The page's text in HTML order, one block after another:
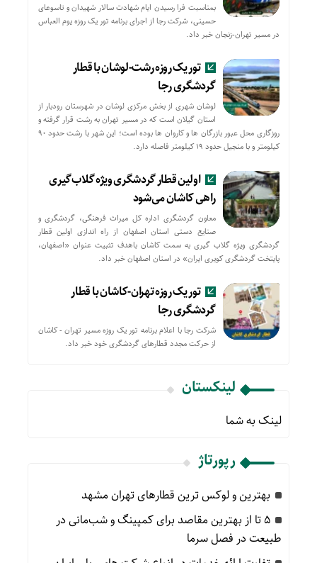
بمناسبت فرا رسیدن ایام شهادت سالار شهیدان و تاسوعای
حسینی، شرکت رجا از اجرای برنامه تور یک روزه یوم العباس
در مسیر تهران-زنجان خبر داد.
تور یک روزه رشت-لوشان با قطار
گردشگری رجا
لوشان شهری از بخش مرکزی لوشان در شهرستان رودبار از
استان گیلان است که در مسیر تهران به رشت قرار گرفته و
روزگاری محل عبور بازرگان ها و کاروان ها بوده است؛ این شهر با رشت حدود ۹۰
کیلومتر و با منجیل حدود ۱۹ کیلومتر فاصله دارد.
اولین قطار گردشگری ویژه گلاب‌گیری
راهی کاشان می‌شود
معاون گردشگری اداره کل میراث فرهنگی، گردشگری و
صنایع دستی استان اصفهان از راه اندازی اولین قطار
گردشگری ویژه گلاب گیری به سمت کاشان باهدف تثبیت عنوان «اصفهان،
پایتخت گردشگری کویری ایران» در استان اصفهان خبر داد.
تور یک روزه تهران-کاشان با قطار
گردشگری رجا
شرکت رجا با اعلام برنامه تور یک روزه مسیر تهران - کاشان
از حركت مجدد قطارهای گردشگری خود خبر داد.
لینکستان
لینک به شما
رپورتاژ
بهترین و لوکس ترین قطارهای تهران مشهد
۵ تا از بهترین مقاصد برای کمپینگ و شب‌مانی در
طبیعت در فصل سرما